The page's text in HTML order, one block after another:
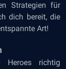
Strategien für
dich bereit, die
Art!
richtig